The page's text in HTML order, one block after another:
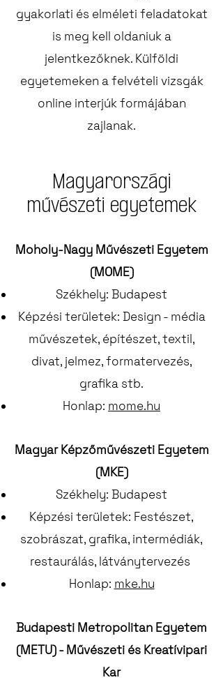
gyakorlati és elméleti feladatokat
is meg kell oldaniuk a
jelentkezőknek. Külföldi
egyetemeken a felvételi vizsgák
online interjúk formájában
zajlanak.
Magyarországi
művészeti egyetemek
Moholy-Nagy Művészeti Egyetem
(MOME)
Székhely: Budapest
Képzési területek: Design - média
művészetek, építészet, textil,
divat, jelmez, formatervezés,
grafika stb.
Honlap: mome.hu
Magyar Képzőművészeti Egyetem
(MKE)
Székhely: Budapest
Képzési területek: Festészet,
szobrászat, grafika, intermédiák,
restaurálás, látványtervezés
Honlap: mke.hu
Budapesti Metropolitan Egyetem
(METU) - Művészeti és Kreatívipari
Kar